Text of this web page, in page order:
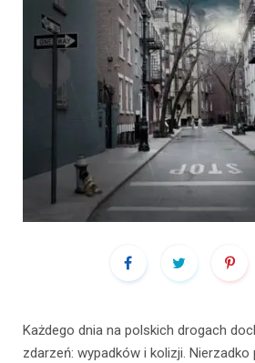
Każdego dnia na polskich drogach
zdarzeń: wypadków i kolizji. Nierzadko